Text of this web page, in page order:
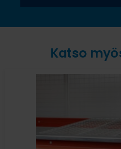
Katso